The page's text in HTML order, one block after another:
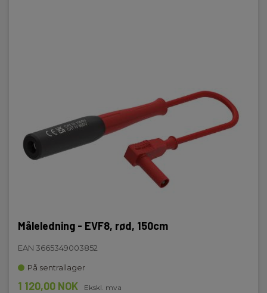
Måleledning - EVF8, rød, 150cm
EAN 3665349003852
På sentrallager
1 120,00 NOK Ekskl. mva